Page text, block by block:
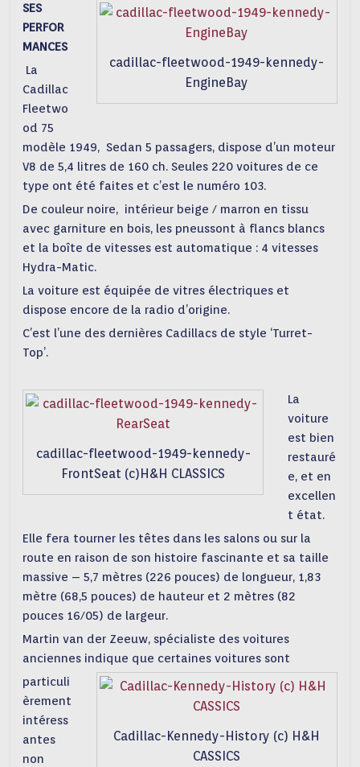
cadillac-fleetwood-1949-kennedy-
EngineBay
SES
PERFOR
MANCES
La
Cadillac
Fleetwo
od 75
modèle 1949, Sedan 5 passagers, dispose d’un moteur
V8 de 5,4 litres de 160 ch. Seules 220 voitures de ce
type ont été faites et c’est le numéro 103.
De couleur noire, intérieur beige / marron en tissu
avec garniture en bois, les pneussont à flancs blancs
et la boîte de vitesses est automatique : 4 vitesses
Hydra-Matic.
La voiture est équipée de vitres électriques et
dispose encore de la radio d’origine.
C’est l’une des dernières Cadillacs de style ‘Turret-
Top’.
cadillac-fleetwood-1949-kennedy-
FrontSeat (c)H&H CLASSICS
La
voiture
est bien
restauré
e, et en
excellen
t état.
Elle fera tourner les têtes dans les salons ou sur la
route en raison de son histoire fascinante et sa taille
massive – 5,7 mètres (226 pouces) de longueur, 1,83
mètre (68,5 pouces) de hauteur et 2 mètres (82
pouces 16/05) de largeur.
Martin van der Zeeuw, spécialiste des voitures
anciennes indique que certaines voitures sont
Cadillac-Kennedy-History (c) H&H
CASSICS
particuli
èrement
intéress
antes
non